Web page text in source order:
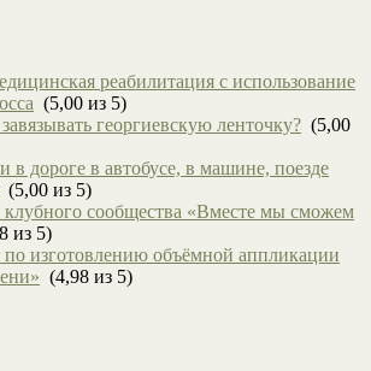
реабилитация с использование
(5,00 из 5)
георгиевскую ленточку? (5,00
в дороге в автобусе, в машине, поезде
(5,00 из 5)
сообщества «Вместе мы сможем
из 5)
по изготовлению объёмной аппликации
(4,98 из 5)